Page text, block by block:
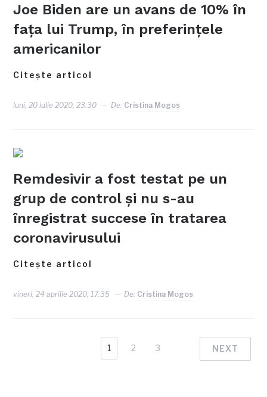
Joe Biden are un avans de 10% în
fața lui Trump, în preferințele
americanilor
Citește articol
luni, 20 iulie 2020, 23:30 De: Cristina Mogos
Remdesivir a fost testat pe un
grup de control și nu s-au
înregistrat succese în tratarea
coronavirusului
Citește articol
vineri, 24 aprilie 2020, 17:35 De: Cristina Mogos
1 2 3 NEXT